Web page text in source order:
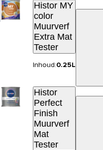
Histor MY
color
Muurverf
Extra Mat
Tester
Inhoud:0.25L
Histor
Perfect
Finish
Muurverf
Mat
Tester